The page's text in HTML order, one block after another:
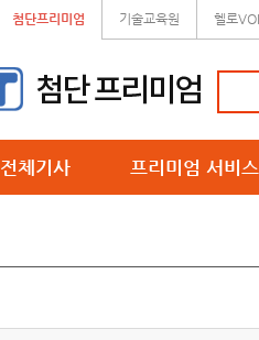
첨단프리미엄 기술교육원 헬로
전체기사 프리미엄 서비